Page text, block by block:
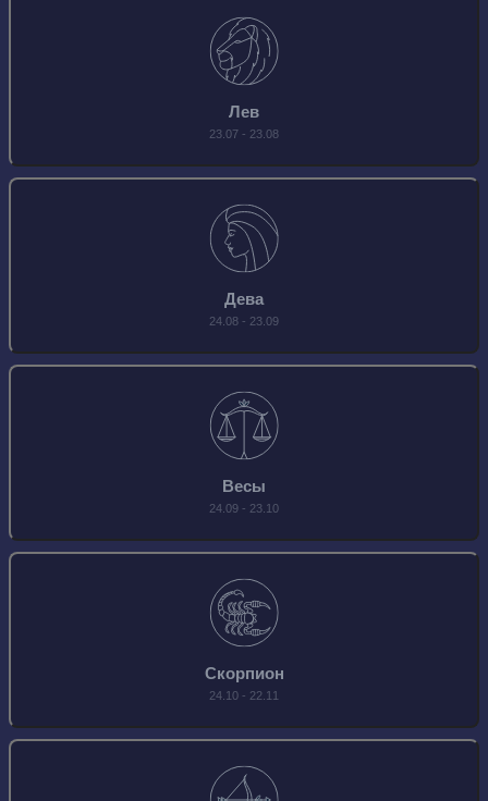
Лев
23.07 - 23.08
Дева
24.08 - 23.09
Весы
24.09 - 23.10
Скорпион
24.10 - 22.11